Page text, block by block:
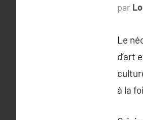
par
Le
d’art
à la